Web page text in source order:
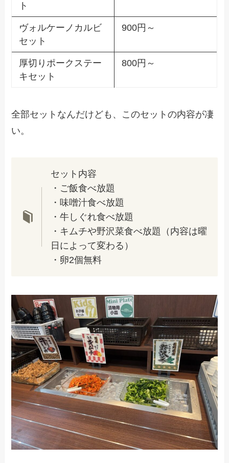
ト
ヴォルケーノカルビ
セット
900円～
厚切りポークステー
キセット
800円～
全部セットなんだけども、このセットの内容が凄
い。
セット内容
・ご飯食べ放題
・味噌汁食べ放題
・牛しぐれ食べ放題
・キムチや野沢菜食べ放題（内容は曜
日によって変わる）
・卵2個無料